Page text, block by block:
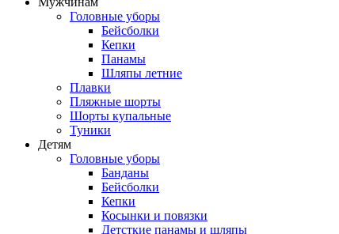
Головные уборы
Бейсболки
Кепки
Панамы
Шляпы летние
Плавки
Пляжные шорты
Шорты купальные
Туники
Детям
Головные уборы
Банданы
Бейсболки
Кепки
Косынки и повязки
Детсткие панамы и шляпы